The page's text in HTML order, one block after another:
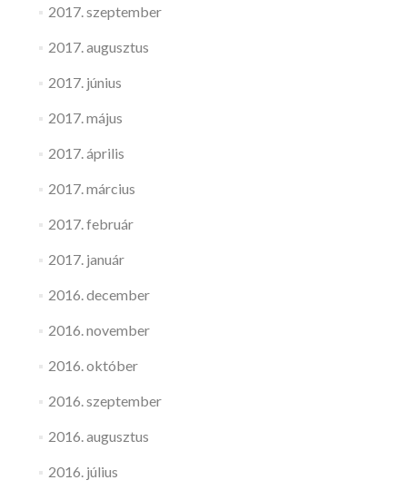
2017. szeptember
2017. augusztus
2017. június
2017. május
2017. április
2017. március
2017. február
2017. január
2016. december
2016. november
2016. október
2016. szeptember
2016. augusztus
2016. július